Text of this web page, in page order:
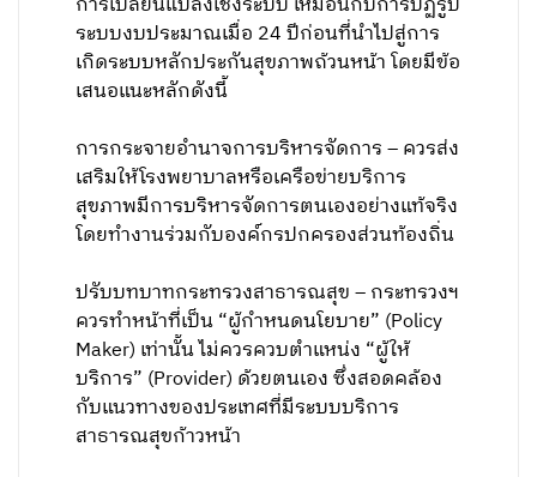
ระบบงบประมาณเมื่อ 24 ปีก่อนที่นำไปสู่การ
เกิดระบบหลักประกันสุขภาพถ้วนหน้า โดยมีข้อ
เสนอแนะหลักดังนี้
การกระจายอำนาจการบริหารจัดการ – ควรส่ง
เสริมให้โรงพยาบาลหรือเครือข่ายบริการ
สุขภาพมีการบริหารจัดการตนเองอย่างแท้จริง
โดยทำงานร่วมกับองค์กรปกครองส่วนท้องถิ่น
ปรับบทบาทกระทรวงสาธารณสุข – กระทรวงฯ
ควรทำหน้าที่เป็น “ผู้กำหนดนโยบาย” (Policy
Maker) เท่านั้น ไม่ควรควบตำแหน่ง “ผู้ให้
บริการ” (Provider) ด้วยตนเอง ซึ่งสอดคล้อง
กับแนวทางของประเทศที่มีระบบบริการ
สาธารณสุขก้าวหน้า